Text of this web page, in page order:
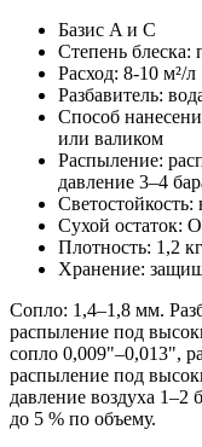
Базис A и C
Степень блеска:
Расход: 8-10 м²/л
Разбавитель:
Способ
или валиком
Распыление:
давление 3–4
Светостойкость:
Сухой остаток:
Плотность: 1,2
Хранение:
Сопло: 1,4–1,8 мм.
распыление под
сопло 0,009"–0,013",
распыление под
давление воздуха 1–2
до 5 % по объему.